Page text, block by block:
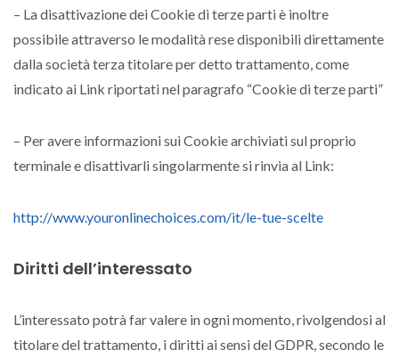
– La disattivazione dei Cookie di terze parti è inoltre
possibile attraverso le modalità rese disponibili direttamente
dalla società terza titolare per detto trattamento, come
indicato ai Link riportati nel paragrafo “Cookie di terze parti”
– Per avere informazioni sui Cookie archiviati sul proprio
terminale e disattivarli singolarmente si rinvia al Link:
http://www.youronlinechoices.com/it/le-tue-scelte
Diritti dell’interessato
L’interessato potrà far valere in ogni momento, rivolgendosi al
titolare del trattamento, i diritti ai sensi del GDPR, secondo le